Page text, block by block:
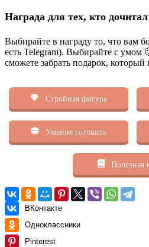
Награда для тех, кто
Выбирайте в награду то, что вам
есть Telegram). Выбирайте с умом
сможете забрать подарок, который
Стройная фигура
Умение готовить
Полезная
ВКонтакте
Одноклассники
Pinterest